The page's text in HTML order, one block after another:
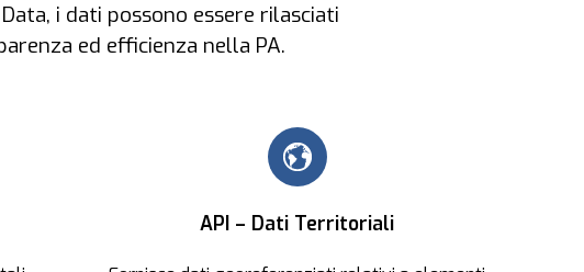
i dati possono essere rilasciati
ed efficienza nella PA.
API – Dati Territoriali